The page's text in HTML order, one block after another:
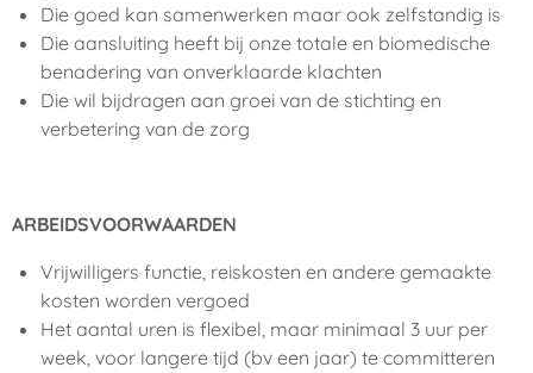
Die goed kan samenwerken maar ook zelfstandig is
Die aansluiting heeft bij onze totale en biomedische
benadering van onverklaarde klachten
Die wil bijdragen aan groei van de stichting en
verbetering van de zorg
ARBEIDSVOORWAARDEN
Vrijwilligers functie, reiskosten en andere gemaakte
kosten worden vergoed
Het aantal uren is flexibel, maar minimaal 3 uur per
week, voor langere tijd (bv een jaar) te committeren